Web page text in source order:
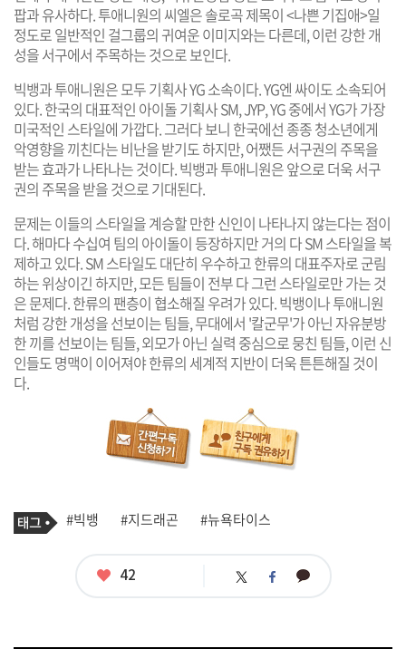
팝과 유사하다. 투애니원의 씨엘은 솔로곡 제목이 <나쁜 기집애>일
정도로 일반적인 걸그룹의 귀여운 이미지와는 다른데, 이런 강한 개
성을 서구에서 주목하는 것으로 보인다.
빅뱅과 투애니원은 모두 기획사 YG 소속이다. YG엔 싸이도 소속되어
있다. 한국의 대표적인 아이돌 기획사 SM, JYP, YG 중에서 YG가 가장
미국적인 스타일에 가깝다. 그러다 보니 한국에선 종종 청소년에게
악영향을 끼친다는 비난을 받기도 하지만, 어쨌든 서구권의 주목을
받는 효과가 나타나는 것이다. 빅뱅과 투애니원은 앞으로 더욱 서구
권의 주목을 받을 것으로 기대된다.
문제는 이들의 스타일을 계승할 만한 신인이 나타나지 않는다는 점이
다. 해마다 수십여 팀의 아이돌이 등장하지만 거의 다 SM 스타일을 복
제하고 있다. SM 스타일도 대단히 우수하고 한류의 대표주자로 군림
하는 위상이긴 하지만, 모든 팀들이 전부 다 그런 스타일로만 가는 것
은 문제다. 한류의 팬층이 협소해질 우려가 있다. 빅뱅이나 투애니원
처럼 강한 개성을 선보이는 팀들, 무대에서 '칼군무'가 아닌 자유분방
한 끼를 선보이는 팀들, 외모가 아닌 실력 중심으로 뭉친 팀들, 이런 신
인들도 명맥이 이어져야 한류의 세계적 지반이 더욱 튼튼해질 것이
다.
기
사
태
그
#빅뱅 #지드래곤 #뉴욕타이스
좋
42 트 페 카